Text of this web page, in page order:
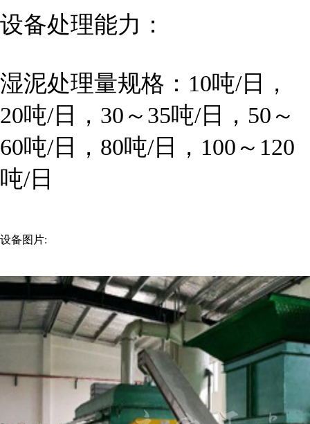
设备处理能力：
湿泥处理量规格：10吨/日，
20吨/日，30～35吨/日，50～
60吨/日，80吨/日，100～120
吨/日
设备图片: